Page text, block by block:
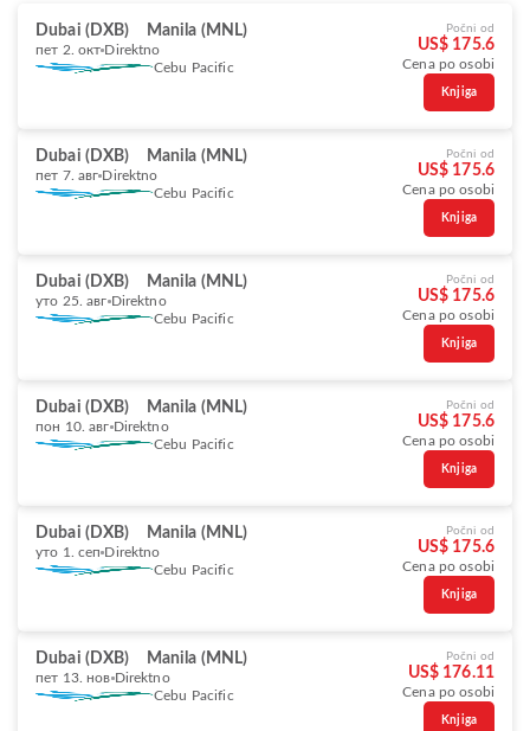
Dubai (DXB) Manila (MNL)
пет 2. окт Direktno
Cebu Pacific
Počni od
US$ 175.6
Cena po osobi
Knjiga
Dubai (DXB) Manila (MNL)
пет 7. авг Direktno
Cebu Pacific
Počni od
US$ 175.6
Cena po osobi
Knjiga
Dubai (DXB) Manila (MNL)
уто 25. авг Direktno
Cebu Pacific
Počni od
US$ 175.6
Cena po osobi
Knjiga
Dubai (DXB) Manila (MNL)
пон 10. авг Direktno
Cebu Pacific
Počni od
US$ 175.6
Cena po osobi
Knjiga
Dubai (DXB) Manila (MNL)
уто 1. сеп Direktno
Cebu Pacific
Počni od
US$ 175.6
Cena po osobi
Knjiga
Dubai (DXB) Manila (MNL)
пет 13. нов Direktno
Cebu Pacific
Počni od
US$ 176.11
Cena po osobi
Knjiga